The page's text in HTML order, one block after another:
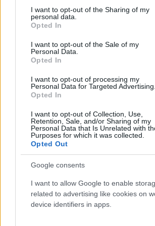
not limited to your visit or usage behaviour.
grant or deny consent to Google and its
use your data for below specified purposes
consent section.
I want to opt-out of the Sharing of my
personal data.
Opted In
I want to opt-out of the Sale of my
Personal Data.
Opted In
I want to opt-out of processing my
Personal Data for Targeted Advertising.
Opted In
I want to opt-out of Collection, Use,
Retention, Sale, and/or Sharing of my
Personal Data that Is Unrelated with
Purposes for which it was collected.
Opted Out
Google consents
I want to allow Google to enable
related to advertising like cookies on
device identifiers in apps.
Αξίζει να σημειωθεί ωστόσο, ότι η
κατέθεσε στην αστυνομία, πως ο
προσπάθησε να την πυροβολήσει
Ο δικηγόρος της 36χρονης,
δήλωσε στον Alpha, ότι πριν λίγο
29χρονος είχε προσπαθήσει να
σύζυγό του μπροστά στα μάτια του
παιδιού τους.
«Στη μικρή επαφή που είχα με τον
κατηγορούμενο, μου έδωσε την
χειριστικού και δύσκολου